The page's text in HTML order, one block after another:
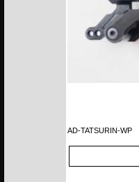
AD-TATSURIN-WP